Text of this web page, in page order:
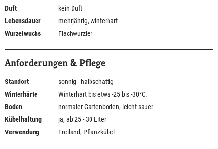
Duft
kein Duft
Lebensdauer
mehrjährig, winterhart
Wurzelwuchs
Flachwurzler
Anforderungen & Pflege
Standort
sonnig - halbschattig
Winterhärte
Winterhart bis etwa -25 bis -30°C.
Boden
normaler Gartenboden, leicht sauer
Kübelhaltung
ja, ab 25 - 30 Liter
Verwendung
Freiland, Pflanzkübel